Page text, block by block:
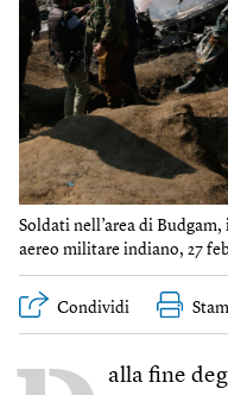
Soldati nell’area di
aereo militare indiano, 27
Condividi
alla fine